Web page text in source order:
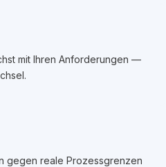
mit Ihren Anforderungen —
gegen reale Prozessgrenzen